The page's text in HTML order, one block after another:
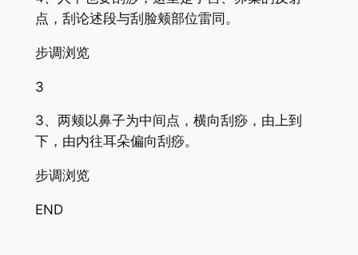
点，刮论述段与刮脸颊部位雷同。
步调浏览
3
3、两颊以鼻子为中间点，横向刮痧，由上到
下，由内往耳朵偏向刮痧。
步调浏览
END